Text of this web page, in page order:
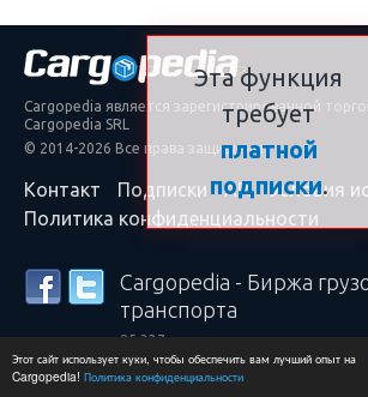
Этот сайт использует куки, чтобы обеспечить вам лучший опыт на
Cargopedia! Политика конфиденциальности
Эта функция
требует
платной
подписки.
Cargopedia является зарегистрированной
Cargopedia SRL
© 2014-2026 Все права защищены
Контакт Подписки API
Условия
Политика конфиденциальности
Cargopedia - Биржа
транспорта
25 337 перевозчиков и
миру полагаются на наши услуги